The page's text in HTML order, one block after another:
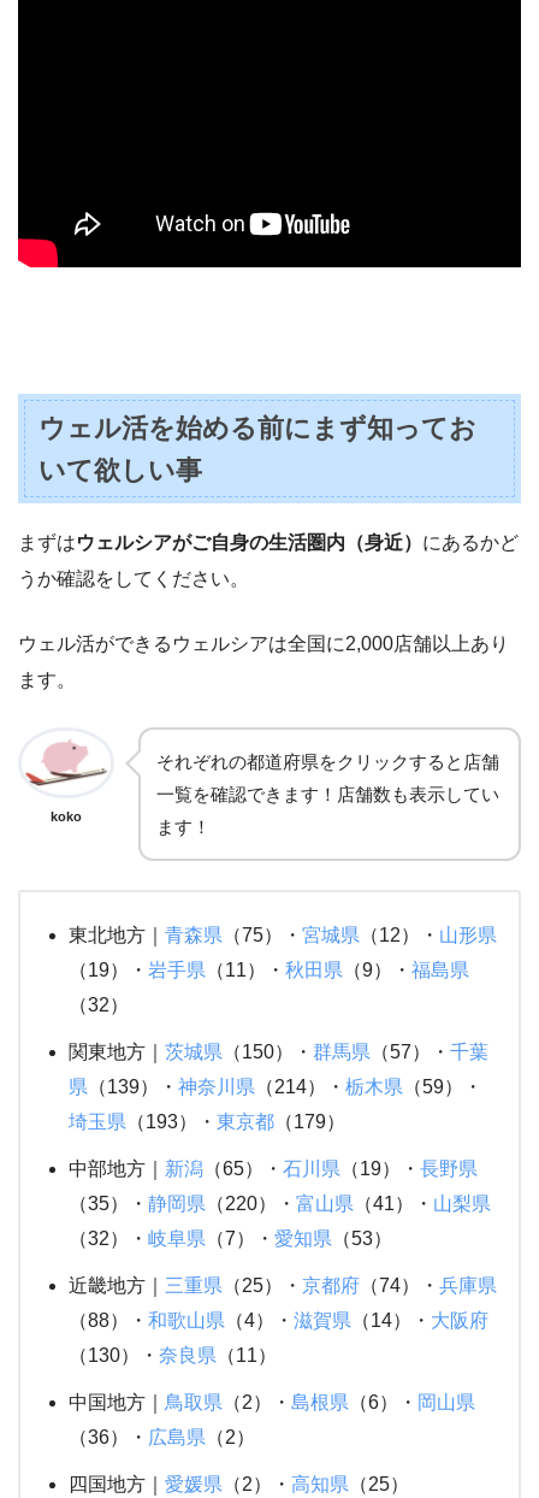
ウェル活を始める前にまず知ってお
いて欲しい事
まずはウェルシアがご自身の生活圏内（身近） にあるかど
うか確認をしてください。
ウェル活ができるウェルシアは全国に2,000店舗以上あり
ます。
koko
それぞれの都道府県をクリックすると店舗
一覧を確認できます！店舗数も表示してい
ます！
東北地方｜ 青森県 （75）・ 宮城県 （12）・ 山形県
（19）・ 岩手県 （11）・ 秋田県 （9）・ 福島県
（32）
関東地方｜ 茨城県 （150）・ 群馬県 （57）・ 千葉
県 （139）・ 神奈川県 （214）・ 栃木県 （59）・
埼玉県 （193）・ 東京都 （179）
中部地方｜ 新潟 （65）・ 石川県 （19）・ 長野県
（35）・ 静岡県 （220）・ 富山県 （41）・ 山梨県
（32）・ 岐阜県 （7）・ 愛知県 （53）
近畿地方｜ 三重県 （25）・ 京都府 （74）・ 兵庫県
（88）・ 和歌山県 （4）・ 滋賀県 （14）・ 大阪府
（130）・ 奈良県 （11）
中国地方｜ 鳥取県 （2）・ 島根県 （6）・ 岡山県
（36）・ 広島県 （2）
四国地方｜ 愛媛県 （2）・ 高知県 （25）